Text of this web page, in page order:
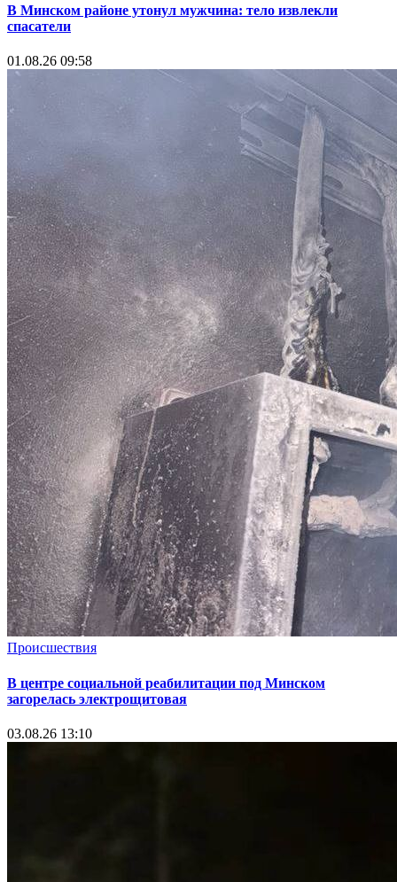
В Минском районе утонул мужчина: тело извлекли
спасатели
01.08.26 09:58
Происшествия
В центре социальной реабилитации под Минском
загорелась электрощитовая
03.08.26 13:10